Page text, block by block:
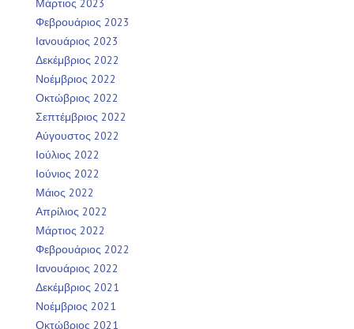
Μάρτιος 2023
Φεβρουάριος 2023
Ιανουάριος 2023
Δεκέμβριος 2022
Νοέμβριος 2022
Οκτώβριος 2022
Σεπτέμβριος 2022
Αύγουστος 2022
Ιούλιος 2022
Ιούνιος 2022
Μάιος 2022
Απρίλιος 2022
Μάρτιος 2022
Φεβρουάριος 2022
Ιανουάριος 2022
Δεκέμβριος 2021
Νοέμβριος 2021
Οκτώβριος 2021